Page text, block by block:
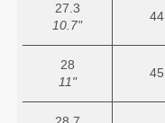
27.3
10.7"
44
28
11"
45